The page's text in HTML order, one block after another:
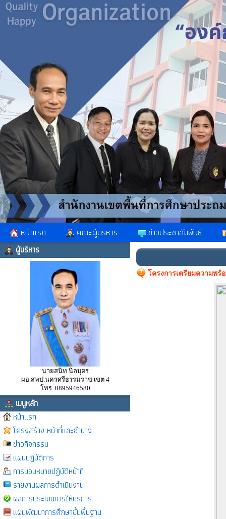
หน้าแรก คณะผู้บริหาร ข่าวประชาสัมพันธ์
ผู้บริหาร
นายสนิท นิลบุตร
ผอ.สพป.นครศรีธรรมราช เขต 4
โทร. 0895946580
เมนูหลัก
หน้าแรก
โครงสร้าง หน้าที่และอำนาจ
ข่าวกิจกรรม
แผนปฎิบัติการ
การมอบหมายปฏิบัติหน้าที่
รายงานผลการดำเนินงาน
ผลการประเมินการให้บริการ
แผนพัฒนาการศึกษาขั้นพื้นฐาน
โครงการเตรียมความพร้